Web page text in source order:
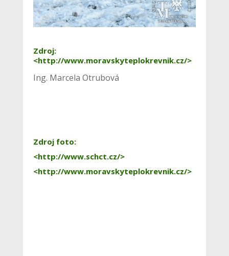
Zdroj:
<http://www.moravskyteplokrevnik.cz/>
Ing. Marcela Otrubová
Zdroj foto:
<http://www.schct.cz/>
<http://www.moravskyteplokrevnik.cz/>